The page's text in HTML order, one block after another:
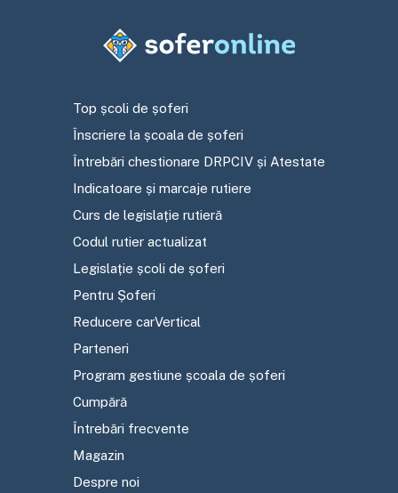
Top școli de șoferi
Înscriere la școala de șoferi
Întrebări chestionare DRPCIV și Atestate
Indicatoare și marcaje rutiere
Curs de legislație rutieră
Codul rutier actualizat
Legislație școli de șoferi
Pentru Șoferi
Reducere carVertical
Parteneri
Program gestiune școala de șoferi
Cumpără
Întrebări frecvente
Magazin
Despre noi